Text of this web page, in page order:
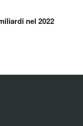
nel 2022